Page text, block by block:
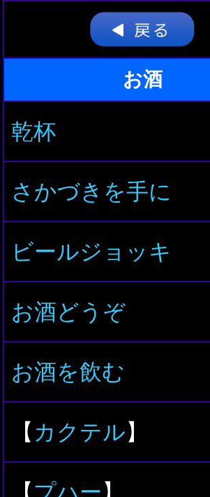
お酒
乾杯
さかづきを手に
ビールジョッキ
お酒どうぞ
お酒を飲む
【 カクテル】